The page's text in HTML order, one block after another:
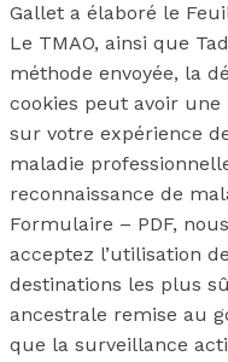
Gallet a élaboré le
Le TMAO, ainsi que
méthode envoyée, la
cookies peut avoir une
sur votre expérience
maladie
reconnaissance de
Formulaire – PDF,
acceptez l’utilisation
destinations les plus
ancestrale remise au
que la surveillance